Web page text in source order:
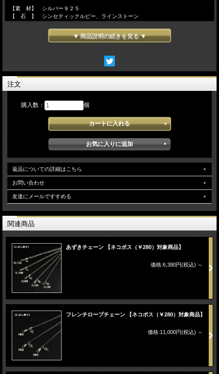
【素 材】 シルバー９２５
【 石 】 シンセティックルビー、ラインストーン
▼ 商品説明の続きを見る ▼
注文
購入数： 個
返品についての詳細はこちら
お問い合わせ
友達にメールですすめる
関連商品
あずきチェーン 【ネコポス（￥280）対象商品】
価格:6,380円(税込) ～
フレンチロープチェーン 【ネコポス（￥280）対象商品】
価格:11,000円(税込) ～